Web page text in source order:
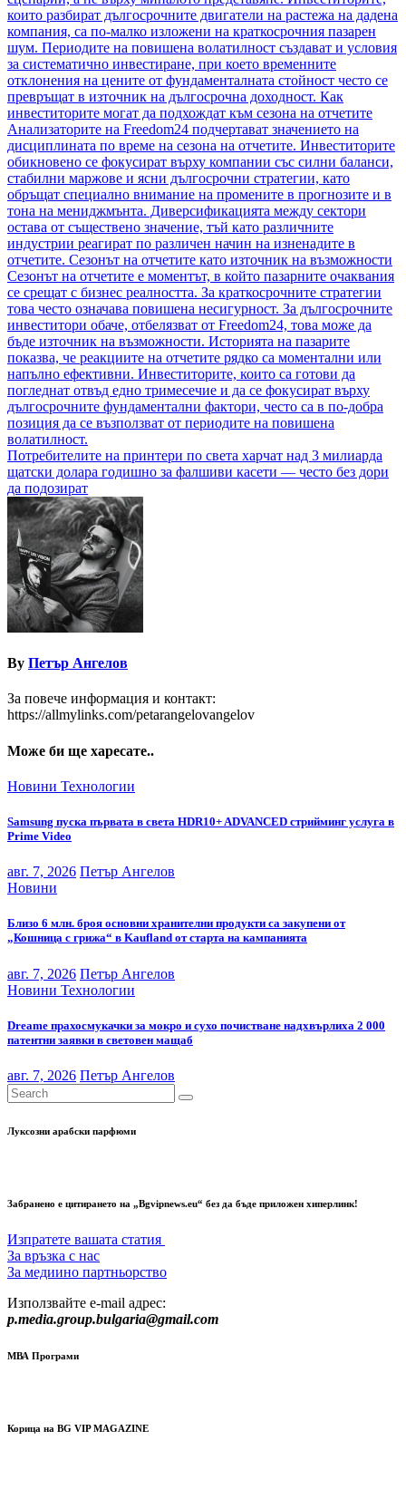
които разбират дългосрочните двигатели на растежа на дадена
компания, са по-малко изложени на краткосрочния пазарен
шум. Периодите на повишена волатилност създават и условия
за систематично инвестиране, при което временните
отклонения на цените от фундаменталната стойност често се
превръщат в източник на дългосрочна доходност. Как
инвеститорите могат да подхождат към сезона на отчетите
Анализаторите на Freedom24 подчертават значението на
дисциплината по време на сезона на отчетите. Инвеститорите
обикновено се фокусират върху компании със силни баланси,
стабилни маржове и ясни дългосрочни стратегии, като
обръщат специално внимание на промените в прогнозите и в
тона на мениджмънта. Диверсификацията между сектори
остава от съществено значение, тъй като различните
индустрии реагират по различен начин на изненадите в
отчетите. Сезонът на отчетите като източник на възможности
Сезонът на отчетите е моментът, в който пазарните очаквания
се срещат с бизнес реалността. За краткосрочните стратегии
това често означава повишена несигурност. За дългосрочните
инвеститори обаче, отбелязват от Freedom24, това може да
бъде източник на възможности. Историята на пазарите
показва, че реакциите на отчетите рядко са моментални или
напълно ефективни. Инвеститорите, които са готови да
погледнат отвъд едно тримесечие и да се фокусират върху
дългосрочните фундаментални фактори, често са в по-добра
позиция да се възползват от периодите на повишена
волатилност.
Потребителите на принтери по света харчат над 3 милиарда
щатски долара годишно за фалшиви касети — често без дори
да подозират
By Петър Ангелов
За повече информация и контакт:
https://allmylinks.com/petarangelovangelov
Може би ще харесате..
Новини Технологии
Samsung пуска първата в света HDR10+ ADVANCED стрийминг услуга в
Prime Video
авг. 7, 2026 Петър Ангелов
Новини
Близо 6 млн. броя основни хранителни продукти са закупени от
„Кошница с грижа“ в Kaufland от старта на кампанията
авг. 7, 2026 Петър Ангелов
Новини Технологии
Dreame прахосмукачки за мокро и сухо почистване надхвърлиха 2 000
патентни заявки в световен мащаб
авг. 7, 2026 Петър Ангелов
Луксозни арабски парфюми
Забранено е цитирането на „Bgvipnews.eu“ без да бъде приложен хиперлинк!
Изпратете вашата статия
За връзка с нас
За медиино партньорство
Използвайте e-mail адрес:
p.media.group.bulgaria@gmail.com
МВА Програми
Корица на BG VIP MAGAZINE